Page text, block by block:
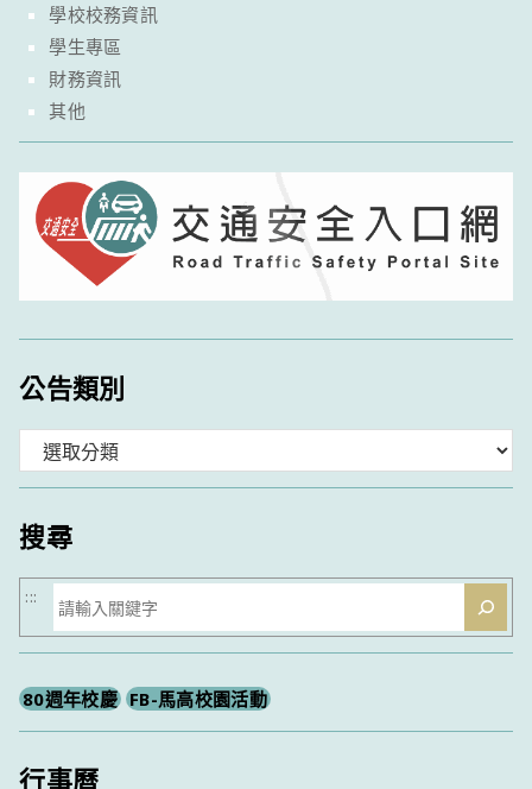
學校校務資訊
學生專區
財務資訊
其他
公告類別
類
搜尋
搜
尋
:::
80週年校慶 FB-馬高校園活動
行事曆